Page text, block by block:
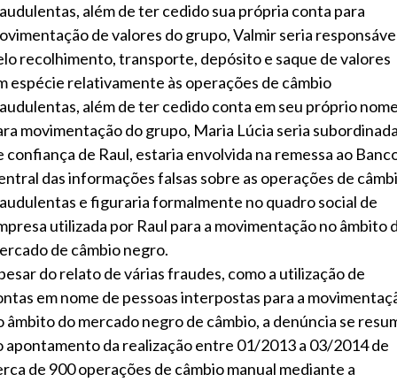
além de ter cedido sua própria conta para
de valores do grupo, Valmir seria
recolhimento, transporte, depósito e saque de valores
espécie relativamente às operações de câmbio
além de ter cedido conta em seu próprio
movimentação do grupo, Maria Lúcia seria
confiança de Raul, estaria envolvida na remessa ao
das informações falsas sobre as operações de
e figuraria formalmente no quadro social de
utilizada por Raul para a movimentação no âmbito
de câmbio negro.
do relato de várias fraudes, como a utilização de
em nome de pessoas interpostas para a
âmbito do mercado negro de câmbio, a denúncia se
apontamento da realização entre 01/2013 a 03/2014 de
de 900 operações de câmbio manual mediante a